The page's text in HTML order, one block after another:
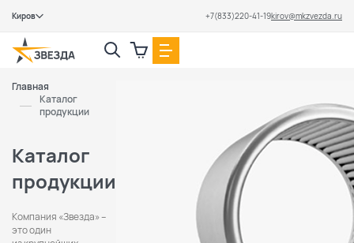
Киров +7(833)220-41-19kirov@mkzvezda.ru
Главная
Каталог
продукции
Каталог
продукции
Компания «Звезда» –
это один